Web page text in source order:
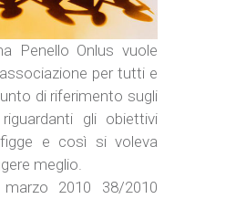
Penello Onlus vuole
per tutti e
di riferimento sugli
gli obiettivi
e così si voleva
meglio.
2010 38/2010